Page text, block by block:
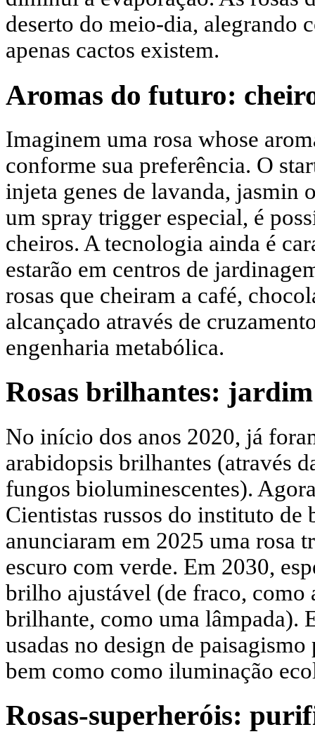
deserto do meio-dia, alegrando
apenas cactos existem.
Aromas do futuro:
Imaginem uma rosa whose
conforme sua preferência. O
injeta genes de lavanda, jasmin
um spray trigger especial, é
cheiros. A tecnologia ainda é
estarão em centros de
rosas que cheiram a café,
alcançado através de
engenharia metabólica.
Rosas brilhantes:
No início dos anos 2020, já
arabidopsis brilhantes (através
fungos bioluminescentes).
Cientistas russos do instituto
anunciaram em 2025 uma rosa
escuro com verde. Em 2030,
brilho ajustável (de fraco, como
brilhante, como uma lâmpada).
usadas no design de
bem como como iluminação
Rosas-superheróis: